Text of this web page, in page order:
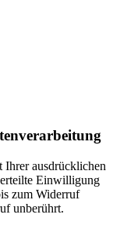
Ihrer aus­drück­li­chen
Ein­wil­li­gung
zum Widerruf
unberührt.